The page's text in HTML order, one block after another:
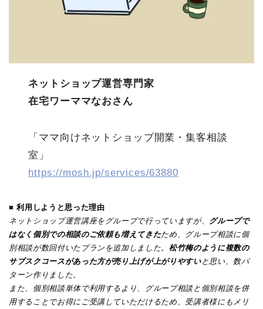
ネットショップ運営専門家
在宅ワーママなおさん
「ママ向けネットショップ開業・集客相談
室」
https://mosh.jp/services/63880
■利用しようと思った理由
ネットショップ運営講座をグループで行っていますが、
グループで
はなく個別での相談のご依頼も増えてきたため、グループ相談に個
別相談が数回付いたプランを追加しました。 松竹梅のように複数の
サブスクコースがあった方が売り上げが上がりやすいと思い、数パ
ターン作りました。
また、個別相談単体で利用するより、グループ相談と個別相談を併
用することでお得にご受講していただけるため、受講者様にもメリ